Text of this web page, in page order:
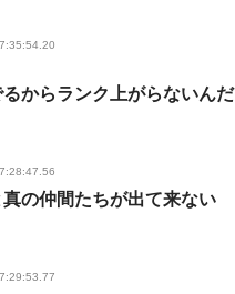
からランク上がらないんだ
の仲間たちが出て来ない